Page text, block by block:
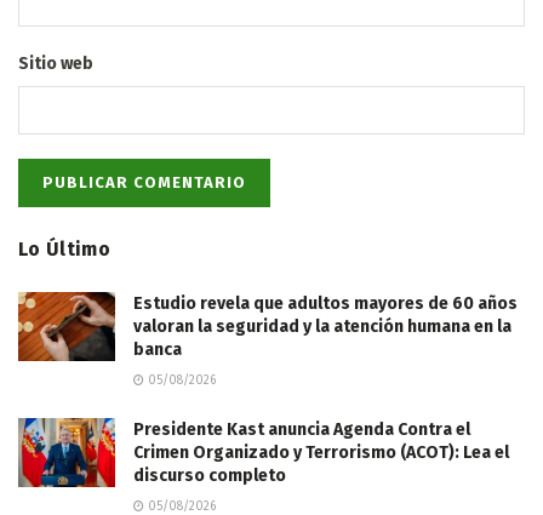
Sitio web
Lo Último
Estudio revela que adultos mayores de 60 años
valoran la seguridad y la atención humana en la
banca
05/08/2026
Presidente Kast anuncia Agenda Contra el
Crimen Organizado y Terrorismo (ACOT): Lea el
discurso completo
05/08/2026